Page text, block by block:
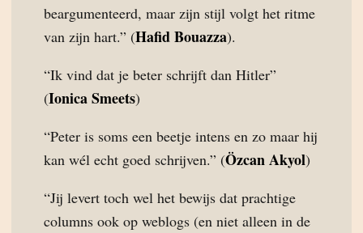
beargumenteerd, maar zijn stijl volgt het ritme
van zijn hart.” (Hafid Bouazza).
“Ik vind dat je beter schrijft dan Hitler”
(Ionica Smeets)
“Peter is soms een beetje intens en zo maar hij
kan wél echt goed schrijven.” (Özcan Akyol)
“Jij levert toch wel het bewijs dat prachtige
columns ook op weblogs (en niet alleen in de